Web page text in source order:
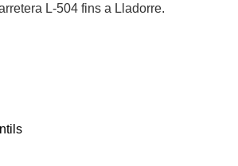
L-504 fins a Lladorre.